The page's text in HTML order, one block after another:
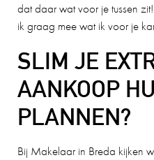
dat daar wat voor je tussen
ik graag mee wat ik voor je
SLIM JE
AANKOOP
PLANNEN?
Bij Makelaar in Breda kijken